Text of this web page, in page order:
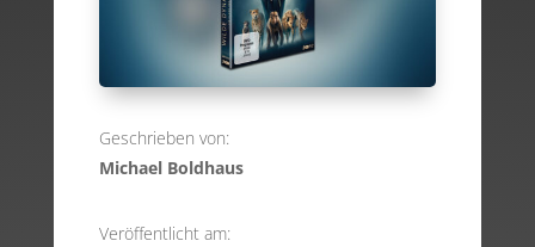
Geschrieben von:
Michael Boldhaus
Veröffentlicht am: